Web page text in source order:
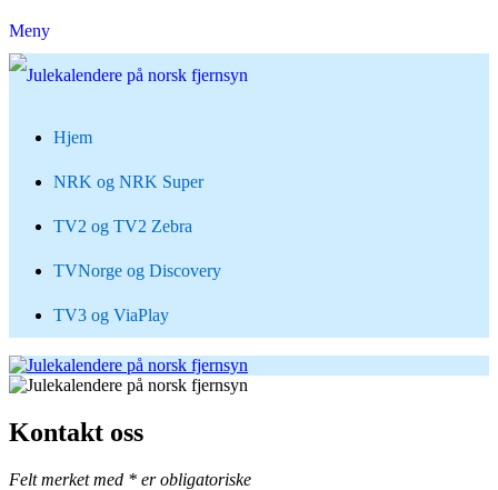
Meny
Hjem
NRK og NRK Super
TV2 og TV2 Zebra
TVNorge og Discovery
TV3 og ViaPlay
Kontakt oss
Felt merket med * er obligatoriske